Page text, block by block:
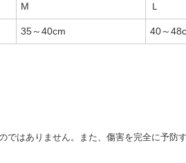
M Ｌ
35～40cm 40～
ではありません。また、傷害を完全に予防